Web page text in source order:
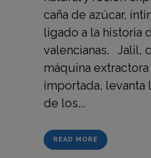
caña de azúcar,
ligado a la historia
valencianas. Jalil,
máquina
importada, levanta
de los...
READ MORE